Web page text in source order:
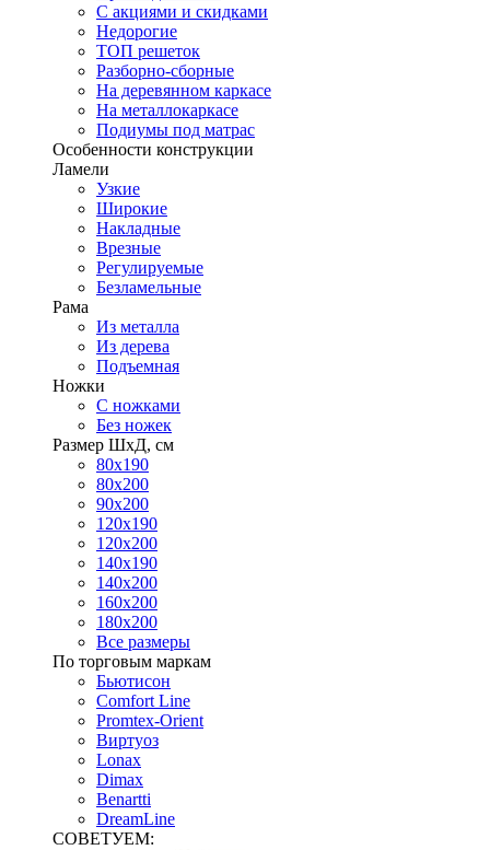
С акциями и скидками
Недорогие
ТОП решеток
Разборно-сборные
На деревянном каркасе
На металлокаркасе
Подиумы под матрас
Особенности конструкции
Ламели
Узкие
Широкие
Накладные
Врезные
Регулируемые
Безламельные
Рама
Из металла
Из дерева
Подъемная
Ножки
С ножками
Без ножек
Размер ШхД, см
80х190
80х200
90х200
120х190
120х200
140х190
140х200
160х200
180х200
Все размеры
По торговым маркам
Бьютисон
Comfort Line
Promtex-Orient
Виртуоз
Lonax
Dimax
Benartti
DreamLine
СОВЕТУЕМ: